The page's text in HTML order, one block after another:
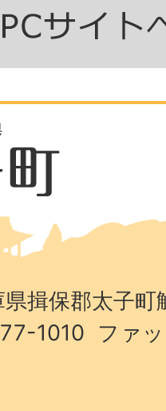
揖保郡太子町
1010 ファ